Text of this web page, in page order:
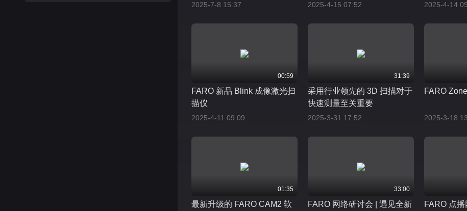
2025-7-8 15:37 2025-4-15 07:52 2025-4-14
00:59
FARO 新品 Blink 成像激光扫
描仪
2025-4-11 09:09
31:39
采用行业领先的 3D 扫描对于
快速测量至关重要
2025-3-31 17:52
FARO
2025-3-18
01:35
最新升级的 FARO CAM2 软
33:00
FARO 网络研讨会 | 遇见全新
FARO 点